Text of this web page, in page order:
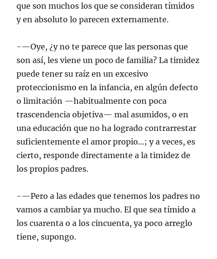
que son muchos los que se consideran tímidos
y en absoluto lo parecen externamente.
-—Oye, ¿y no te parece que las personas que
son así, les viene un poco de familia? La timidez
puede tener su raíz en un excesivo
proteccionismo en la infancia, en algún defecto
o limitación —habitualmente con poca
trascendencia objetiva— mal asumidos, o en
una educación que no ha logrado contrarrestar
suficientemente el amor propio…; y a veces, es
cierto, responde directamente a la timidez de
los propios padres.
-—Pero a las edades que tenemos los padres no
vamos a cambiar ya mucho. El que sea tímido a
los cuarenta o a los cincuenta, ya poco arreglo
tiene, supongo.